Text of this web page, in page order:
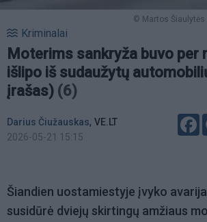
© Martos
Kriminalai
Moterims sankryža buvo per
išlipo iš sudaužytų
įrašas) (6)
Darius Čiužauskas, VE.LT
2026-05-21 15:15
Šiandien uostamiestyje įvyko
susidūrė dviejų skirtingų amžiaus